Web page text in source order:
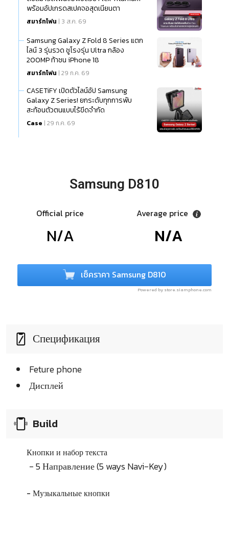
พร้อมอัปเกรดสเปคจอสุดเนียนตา
สมาร์ทโฟน | 3 ส.ค. 69
Samsung Galaxy Z Fold 8 Series แตก
ไลน์ 3 รุ่นรวด ชูโรงรุ่น Ultra กล้อง
200MP ท้าชน iPhone 18
สมาร์ทโฟน | 29 ก.ค. 69
CASETiFY เปิดตัวไลน์อัป Samsung
Galaxy Z Series! ยกระดับทุกการพับ
สะท้อนตัวตนแบบไร้ขีดจำกัด
Case | 29 ก.ค. 69
Samsung D810
Official price
N/A
Average price
N/A
เช็คราคา Samsung D810
Powered by store.siamphone.com
Спецификация
Feture phone
Дисплей
Build
Кнопки и набор текста
- 5 Направление (5 ways Navi-Key)
- Музыкальные кнопки